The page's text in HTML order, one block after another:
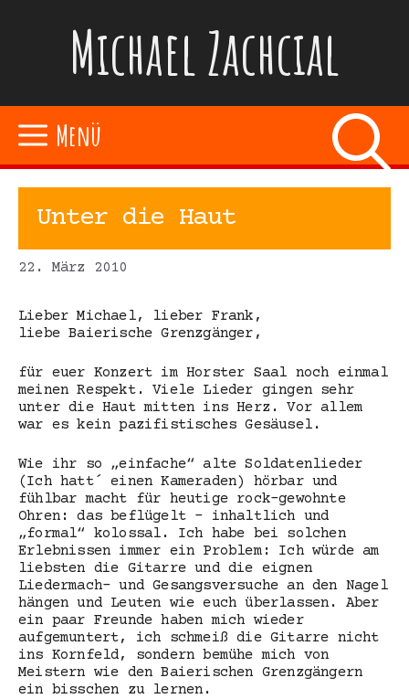
Michael Zachcial
Menü
Unter die Haut
22. März 2010
Lieber Michael, lieber Frank,
liebe Baierische Grenzgänger,
für euer Konzert im Horster Saal noch einmal
meinen Respekt. Viele Lieder gingen sehr
unter die Haut mitten ins Herz. Vor allem
war es kein pazifistisches Gesäusel.
Wie ihr so „einfache“ alte Soldatenlieder
(Ich hatt´ einen Kameraden) hörbar und
fühlbar macht für heutige rock-gewohnte
Ohren: das beflügelt – inhaltlich und
„formal“ kolossal. Ich habe bei solchen
Erlebnissen immer ein Problem: Ich würde am
liebsten die Gitarre und die eignen
Liedermach- und Gesangsversuche an den Nagel
hängen und Leuten wie euch überlassen. Aber
ein paar Freunde haben mich wieder
aufgemuntert, ich schmeiß die Gitarre nicht
ins Kornfeld, sondern bemühe mich von
Meistern wie den Baierischen Grenzgängern
ein bisschen zu lernen.